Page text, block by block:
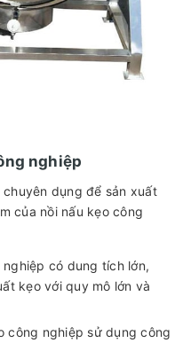
nghiệp
dụng để sản xuất
của nồi nấu kẹo công
có dung tích lớn,
kẹo với quy mô lớn và
công nghiệp sử dụng công